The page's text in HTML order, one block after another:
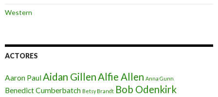
Western
ACTORES
Aaron PaulAidan GillenAlfie Allen Anna Gunn
Benedict Cumberbatch Betsy Brandt Bob Odenkirk